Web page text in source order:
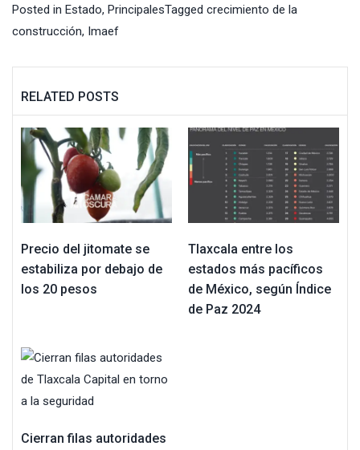
Posted in Estado, PrincipalesTagged crecimiento de la
construcción, Imaef
RELATED POSTS
Precio del jitomate se
estabiliza por debajo de
los 20 pesos
Tlaxcala entre los
estados más pacíficos
de México, según Índice
de Paz 2024
Cierran filas autoridades